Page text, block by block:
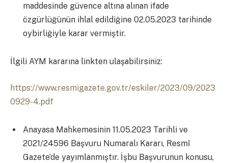
maddesinde güvence altına alınan ifade
özgürlüğünün ihlal edildiğine 02.05.2023 tarihinde
oybirliğiyle karar vermiştir.
İlgili AYM kararına linkten ulaşabilirsiniz:
https://www.resmigazete.gov.tr/eskiler/2023/09/2023
0929-4.pdf
Anayasa Mahkemesinin 11.05.2023 Tarihli ve
2021/24596 Başvuru Numaralı Kararı, Resmî
Gazete’de yayımlanmıştır. İşbu Başvurunun konusu,